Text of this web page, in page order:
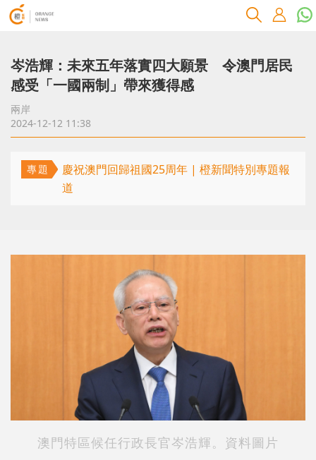
岑浩輝：未來五年落實四大願景 令澳門居民
感受「一國兩制」帶來獲得感
兩岸
2024-12-12 11:38
專題
慶祝澳門回歸祖國25周年 | 橙新聞特別專題報
道
澳門特區候任行政長官岑浩輝。資料圖片